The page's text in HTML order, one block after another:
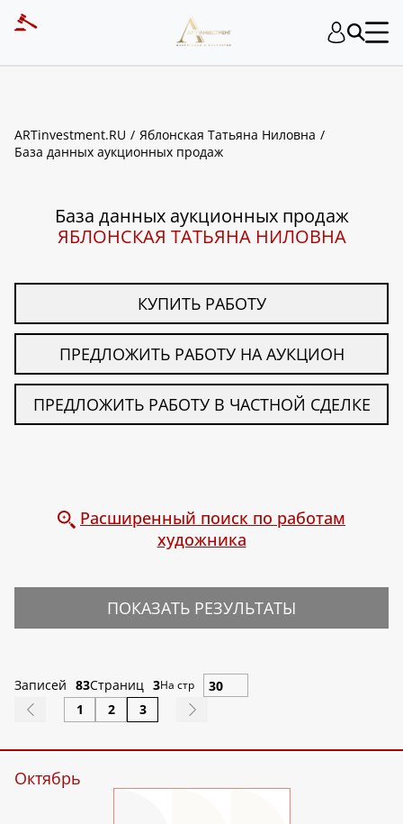
ARTinvestment.RU
Яблонская Татьяна Ниловна
База данных аукционных продаж
База данных аукционных продаж
ЯБЛОНСКАЯ ТАТЬЯНА НИЛОВНА
КУПИТЬ РАБОТУ
ПРЕДЛОЖИТЬ РАБОТУ НА АУКЦИОН
ПРЕДЛОЖИТЬ РАБОТУ В ЧАСТНОЙ СДЕЛКЕ
Расширенный поиск по работам
художника
ПОКАЗАТЬ РЕЗУЛЬТАТЫ
Записей 83Страниц 3На стр
1 2 3
Октябрь